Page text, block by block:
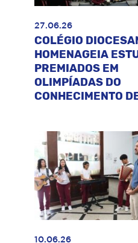
27.06.26
COLÉGIO
HOMENAGEIA
PREMIADOS EM
OLIMPÍADAS DO
CONHECIMENTO
10.06.26